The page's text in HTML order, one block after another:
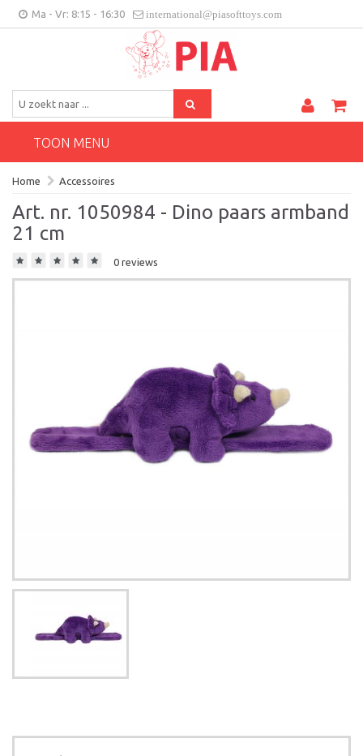
Ma - Vr: 8:15 - 16:30 international@piasofttoys.com
Klantenfeedback
BE/NL
TOON MENU
Home Accessoires
Art. nr. 1050984 - Dino paars armband
21 cm
0 reviews